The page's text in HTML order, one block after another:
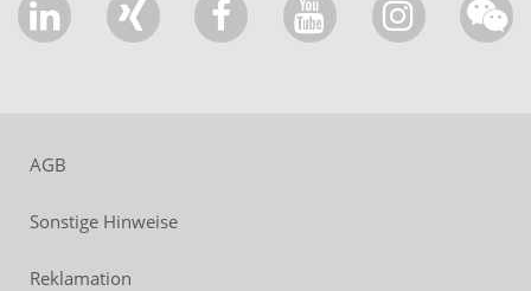
AGB
Sonstige Hinweise
Reklamation